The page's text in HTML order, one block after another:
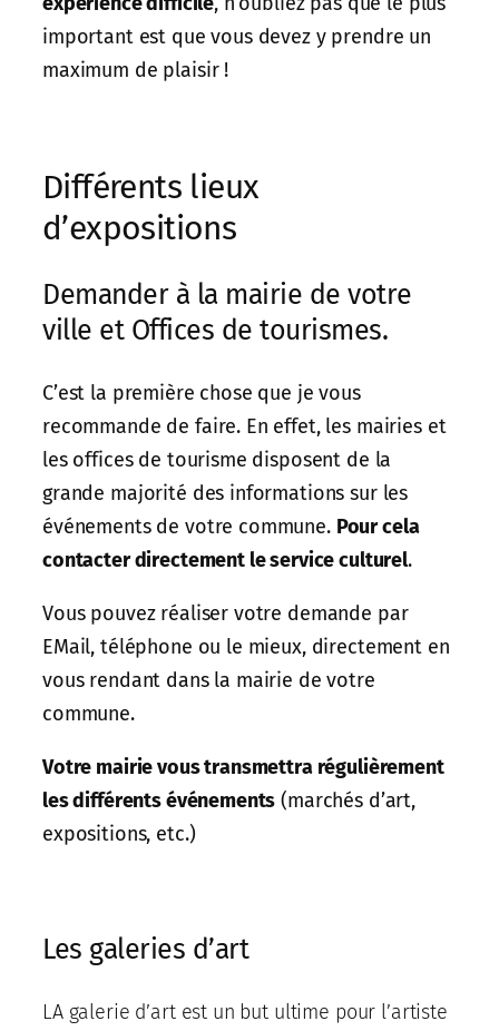
important est que vous devez y prendre un
maximum de plaisir !
Différents lieux
d’expositions
Demander à la mairie de votre
ville et Offices de tourismes.
C’est la première chose que je vous
recommande de faire. En effet, les mairies et
les offices de tourisme disposent de la
grande majorité des informations sur les
événements de votre commune. Pour cela
contacter directement le service culturel.
Vous pouvez réaliser votre demande par
EMail, téléphone ou le mieux, directement en
vous rendant dans la mairie de votre
commune.
Votre mairie vous transmettra régulièrement
les différents événements (marchés d’art,
expositions, etc.)
Les galeries d’art
LA galerie d’art est un but ultime pour l’artiste